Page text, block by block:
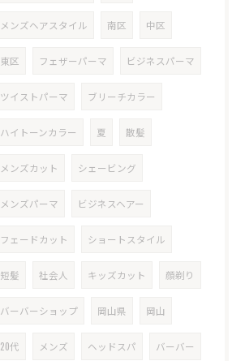
メンズヘアスタイル 南区 中区
東区 フェザーパーマ ビジネスパーマ
ツイストパーマ ブリーチカラー
ハイトーンカラー 夏 散髪
メンズカット シェービング
メンズパーマ ビジネスヘアー
フェードカット ショートスタイル
短髪 社会人 キッズカット 顔剃り
バーバーショップ 岡山県 岡山
20代 メンズ ヘッドスパ バーバー